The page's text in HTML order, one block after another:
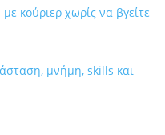
κούριερ χωρίς να βγείτε
μνήμη, skills και